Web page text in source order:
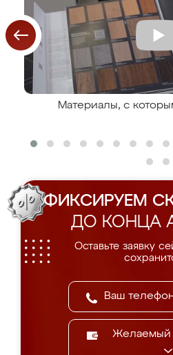
Материалы, с
ФИКСИРУЕМ
ДО КОНЦА
Оставьте заявку
Желаемый